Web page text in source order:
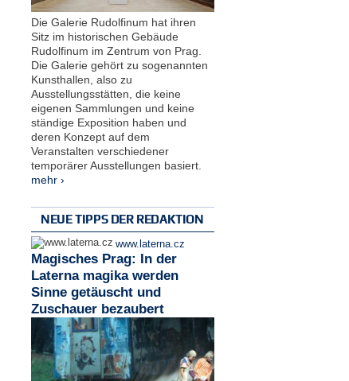
Die Galerie Rudolfinum hat ihren
Sitz im historischen Gebäude
Rudolfinum im Zentrum von Prag.
Die Galerie gehört zu sogenannten
Kunsthallen, also zu
Ausstellungsstätten, die keine
eigenen Sammlungen und keine
ständige Exposition haben und
deren Konzept auf dem
Veranstalten verschiedener
temporärer Ausstellungen basiert.
mehr ›
NEUE TIPPS DER REDAKTION
www.laterna.cz
Magisches Prag: In der
Laterna magika werden
Sinne getäuscht und
Zuschauer bezaubert